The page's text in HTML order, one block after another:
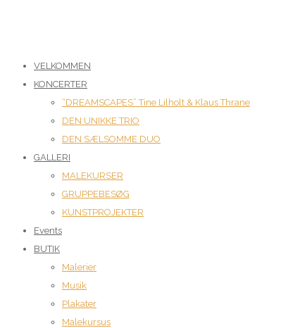
VELKOMMEN
KONCERTER
“DREAMSCAPES” Tine Lilholt & Klaus Thrane
DEN UNIKKE TRIO
DEN SÆLSOMME DUO
GALLERI
MALEKURSER
GRUPPEBESØG
KUNSTPROJEKTER
Events
BUTIK
Malerier
Musik
Plakater
Malekursus